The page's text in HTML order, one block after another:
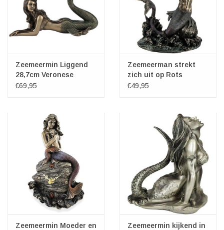
Zeemeermin Liggend
28,7cm Veronese
Design
€69,95
Zeemeerman strekt
zich uit op Rots
Veronese Design
€49,95
Zeemeermin Moeder en
Zeemeermin kijkend in